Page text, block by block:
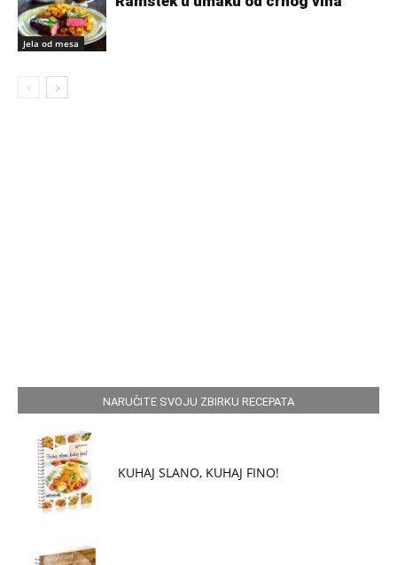
Jela od mesa
NARUČITE SVOJU ZBIRKU RECEPATA
KUHAJ SLANO, KUHAJ FINO!